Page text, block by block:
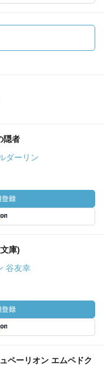
隠者
ダーリン
庫)
谷友幸
ペーリオン エムペドク